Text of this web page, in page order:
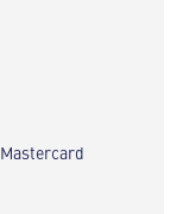
Mastercard